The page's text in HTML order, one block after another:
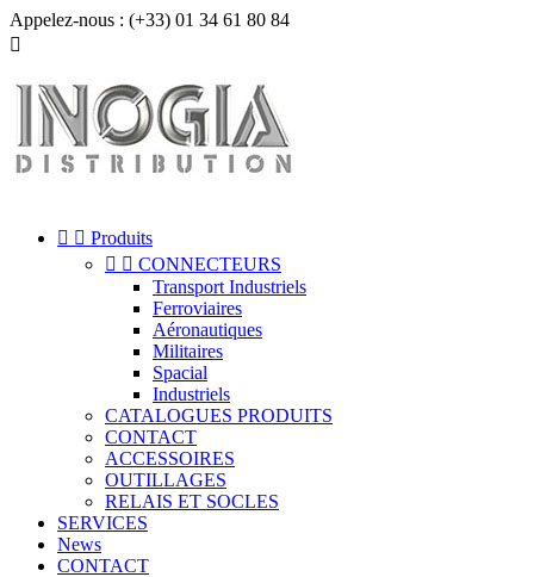
Appelez-nous : (+33) 01 34 61 80 84

  Produits
  CONNECTEURS
Transport Industriels
Ferroviaires
Aéronautiques
Militaires
Spacial
Industriels
CATALOGUES PRODUITS
CONTACT
ACCESSOIRES
OUTILLAGES
RELAIS ET SOCLES
SERVICES
News
CONTACT